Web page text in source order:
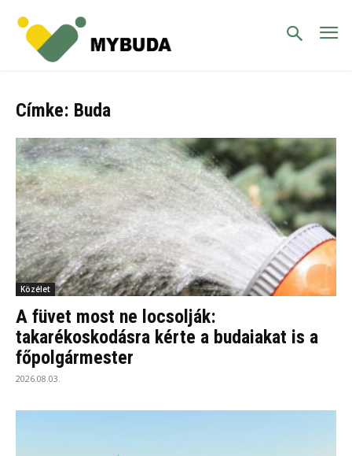
Címke: Buda
Közélet
A füvet most ne locsolják:
takarékoskodásra kérte a budaiakat is a
főpolgármester
2026.08.03.